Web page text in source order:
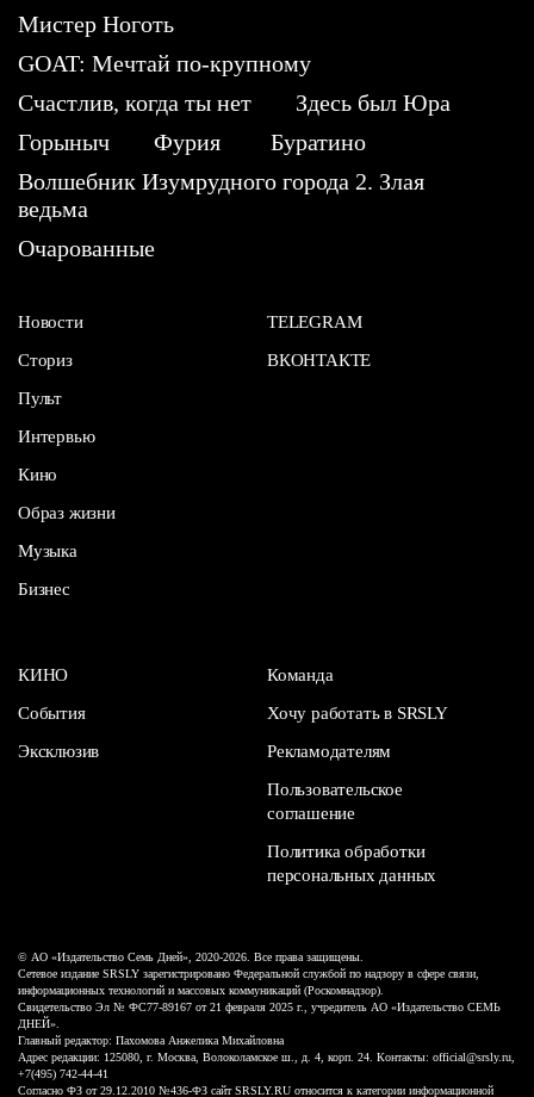
Мистер Ноготь
GOAT: Мечтай по-крупному
Счастлив, когда ты нет
Здесь был Юра
Горыныч
Фурия
Буратино
Волшебник Изумрудного города 2. Злая
ведьма
Очарованные
Новости
Сториз
Пульт
Интервью
Кино
Образ жизни
Музыка
Бизнес
TELEGRAM
ВКОНТАКТЕ
КИНО
События
Эксклюзив
Команда
Хочу работать в SRSLY
Рекламодателям
Пользовательское
соглашение
Политика обработки
персональных данных
© АО «Издательство Семь Дней», 2020-2026. Все права защищены.
Сетевое издание SRSLY зарегистрировано Федеральной службой по надзору в сфере связи,
информационных технологий и массовых коммуникаций (Роскомнадзор).
Свидетельство Эл № ФС77-89167 от 21 февраля 2025 г., учредитель АО «Издательство СЕМЬ
ДНЕЙ».
Главный редактор: Пахомова Анжелика Михайловна
Адрес редакции: 125080, г. Москва, Волоколамское ш., д. 4, корп. 24. Контакты: official@srsly.ru,
+7(495) 742-44-41
Согласно ФЗ от 29.12.2010 №436-ФЗ сайт SRSLY.RU относится к категории информационной